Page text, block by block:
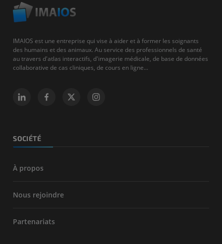
IMAIOS est une entreprise qui vise à aider et à former les soignants
des humains et des animaux. Au service des professionnels de santé
au travers d'atlas interactifs, d'imagerie médicale, de base de données
collaborative de cas cliniques, de cours en ligne...
SOCIÉTÉ
À propos
Nous rejoindre
Partenariats